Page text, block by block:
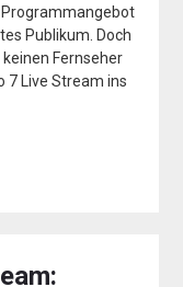
Publikum. Doch
Fernseher
7 Live Stream ins